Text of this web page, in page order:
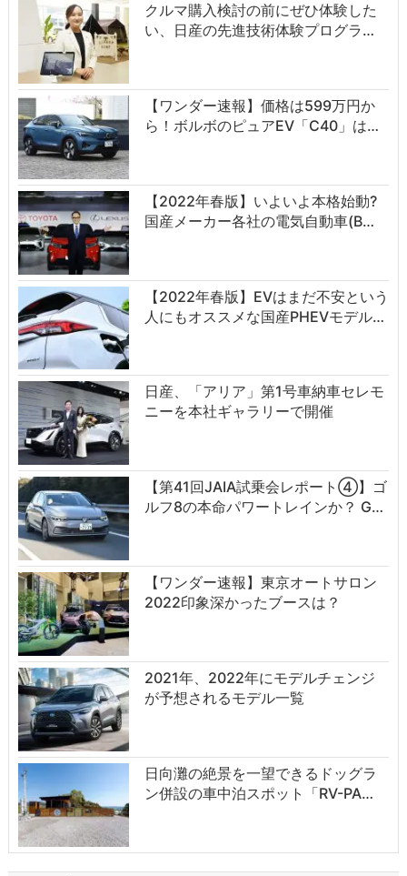
クルマ購入検討の前にぜひ体験した
い、日産の先進技術体験プログラ…
【ワンダー速報】価格は599万円か
ら！ボルボのピュアEV「C40」は…
【2022年春版】いよいよ本格始動?
国産メーカー各社の電気自動車(B…
【2022年春版】EVはまだ不安という
人にもオススメな国産PHEVモデル…
日産、「アリア」第1号車納車セレモ
ニーを本社ギャラリーで開催
【第41回JAIA試乗会レポート④】ゴ
ルフ8の本命パワートレインか？ G…
【ワンダー速報】東京オートサロン
2022印象深かったブースは？
2021年、2022年にモデルチェンジ
が予想されるモデル一覧
日向灘の絶景を一望できるドッグラ
ン併設の車中泊スポット「RV-PA…